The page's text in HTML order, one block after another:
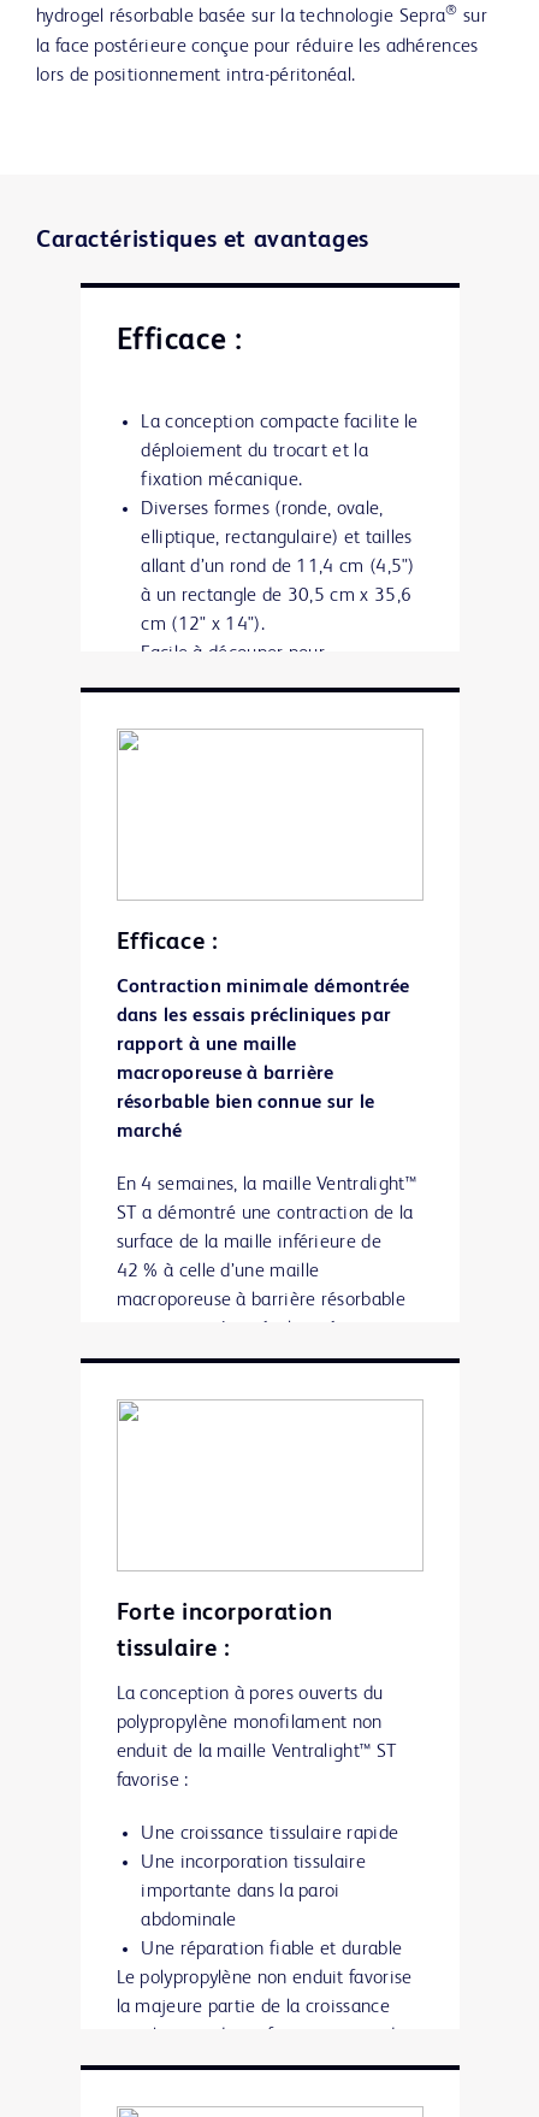
hydrogel résorbable basée sur la technologie Sepra® sur
la face postérieure conçue pour réduire les adhérences
lors de positionnement intra-péritonéal.
Caractéristiques et avantages
Efficace :
La conception compacte facilite le
déploiement du trocart et la
fixation mécanique.
Diverses formes (ronde, ovale,
elliptique, rectangulaire) et tailles
allant d’un rond de 11,4 cm (4,5")
à un rectangle de 30,5 cm x 35,6
cm (12" x 14").
Facile à découper pour
Efficace :
Contraction minimale démontrée
dans les essais précliniques par
rapport à une maille
macroporeuse à barrière
résorbable bien connue sur le
marché
En 4 semaines, la maille Ventralight™
ST a démontré une contraction de la
surface de la maille inférieure de
42 % à celle d’une maille
macroporeuse à barrière résorbable
statistiquement significatifs.*
Forte incorporation
tissulaire :
La conception à pores ouverts du
polypropylène monofilament non
enduit de la maille Ventralight™ ST
favorise :
Une croissance tissulaire rapide
Une incorporation tissulaire
importante dans la paroi
abdominale
Une réparation fiable et durable
Le polypropylène non enduit favorise
la majeure partie de la croissance
les deux premières semaines suivant